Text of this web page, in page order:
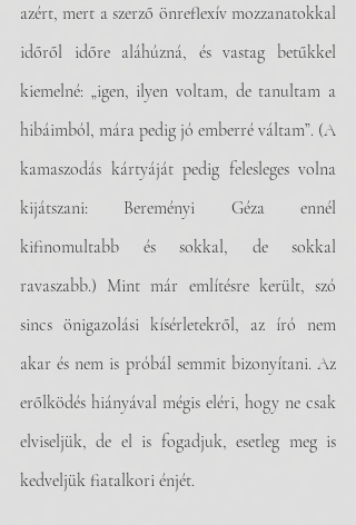
azért, mert a szerző önreflexív mozzanatokkal
időről időre aláhúzná, és vastag betűkkel
kiemelné: „igen, ilyen voltam, de tanultam a
hibáimból, mára pedig jó emberré váltam”. (A
kamaszodás kártyáját pedig felesleges volna
kijátszani: Bereményi Géza ennél
kifinomultabb és sokkal, de sokkal
ravaszabb.) Mint már említésre került, szó
sincs önigazolási kísérletekről, az író nem
akar és nem is próbál semmit bizonyítani. Az
erőlködés hiányával mégis eléri, hogy ne csak
elviseljük, de el is fogadjuk, esetleg meg is
kedveljük fiatalkori énjét.